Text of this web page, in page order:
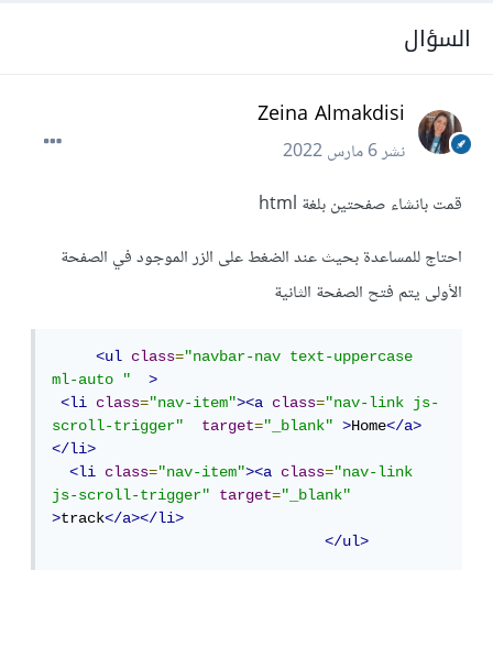
السؤال
Zeina Almakdisi
نشر6 مارس 2022
قمت بانشاء صفحتين بلغة html
احتاج للمساعدة بحيث عند الضغط على الزر الموجود في الصفحة
الأولى يتم فتح الصفحة الثانية
<ul class="navbar-nav text-uppercase
ml-auto "
>
<li
class="nav-item"><a class="nav-link js-
scroll-trigger"
target="_blank" >Home</a>
</li>
<li
class="nav-item"><a class="nav-link
js-scroll-trigger"
target="_blank"
>track</a></li>
</ul>